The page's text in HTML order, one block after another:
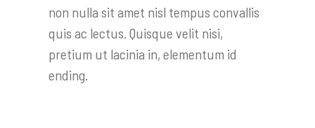
non nulla sit amet nisl tempus convallis
quis ac lectus. Quisque velit nisi,
pretium ut lacinia in, elementum id
ending.